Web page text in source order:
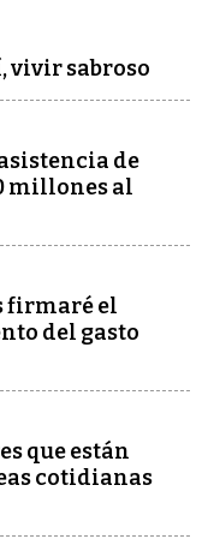
vivir sabroso
de
millones al
firmaré el
del gasto
que están
cotidianas